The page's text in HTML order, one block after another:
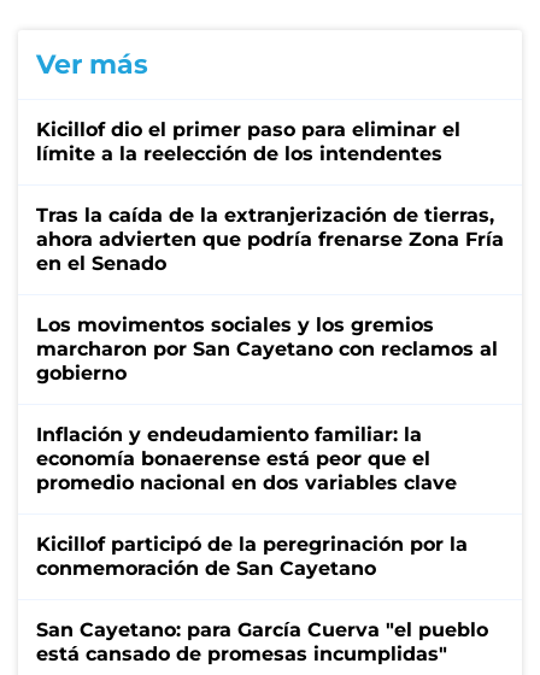
Ver más
Kicillof dio el primer paso para eliminar el
límite a la reelección de los intendentes
Tras la caída de la extranjerización de tierras,
ahora advierten que podría frenarse Zona Fría
en el Senado
Los movimentos sociales y los gremios
marcharon por San Cayetano con reclamos al
gobierno
Inflación y endeudamiento familiar: la
economía bonaerense está peor que el
promedio nacional en dos variables clave
Kicillof participó de la peregrinación por la
conmemoración de San Cayetano
San Cayetano: para García Cuerva "el pueblo
está cansado de promesas incumplidas"